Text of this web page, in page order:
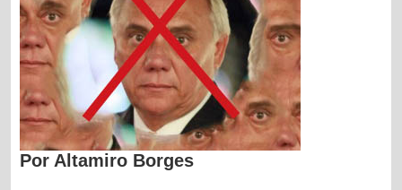
Por Altamiro Borges